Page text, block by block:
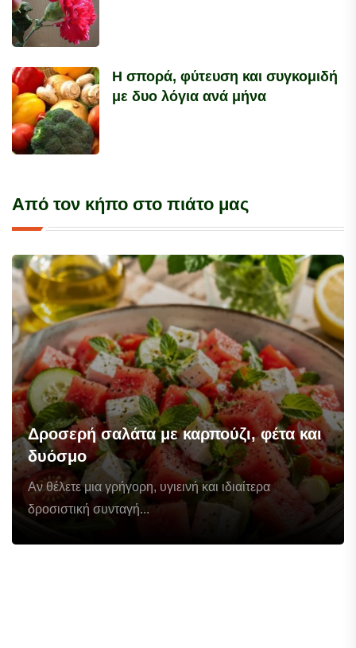
Η σπορά, φύτευση και συγκομιδή
με δυο λόγια ανά μήνα
Από τον κήπο στο πιάτο μας
Δροσερή σαλάτα με καρπούζι, φέτα και
δυόσμο
Αν θέλετε μια γρήγορη, υγιεινή και ιδιαίτερα
δροσιστική συνταγή...